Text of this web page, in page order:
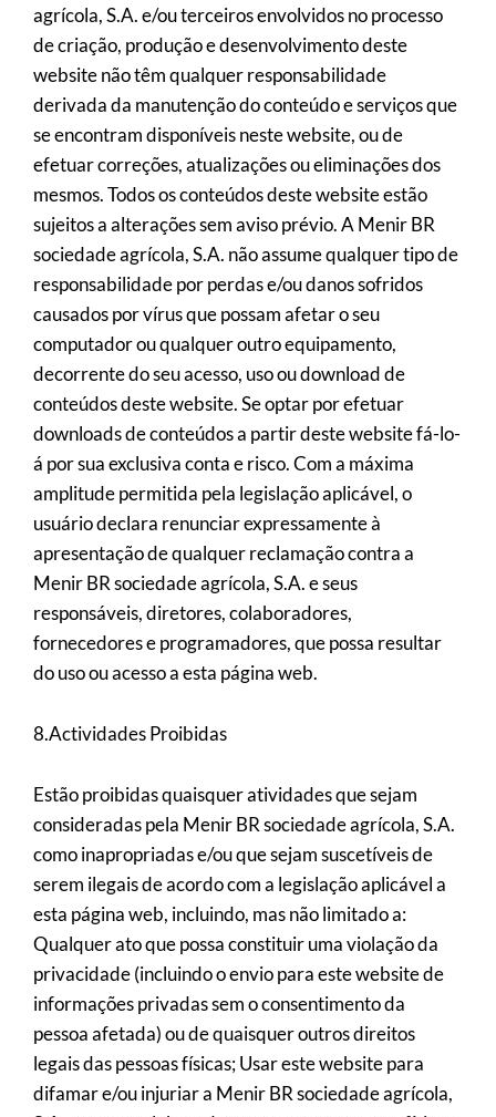
agrícola, S.A. e/ou terceiros envolvidos no processo
de criação, produção e desenvolvimento deste
website não têm qualquer responsabilidade
derivada da manutenção do conteúdo e serviços que
se encontram disponíveis neste website, ou de
efetuar correções, atualizações ou eliminações dos
mesmos. Todos os conteúdos deste website estão
sujeitos a alterações sem aviso prévio. A Menir BR
sociedade agrícola, S.A. não assume qualquer tipo de
responsabilidade por perdas e/ou danos sofridos
causados por vírus que possam afetar o seu
computador ou qualquer outro equipamento,
decorrente do seu acesso, uso ou download de
conteúdos deste website. Se optar por efetuar
downloads de conteúdos a partir deste website fá-lo-
á por sua exclusiva conta e risco. Com a máxima
amplitude permitida pela legislação aplicável, o
usuário declara renunciar expressamente à
apresentação de qualquer reclamação contra a
Menir BR sociedade agrícola, S.A. e seus
responsáveis, diretores, colaboradores,
fornecedores e programadores, que possa resultar
do uso ou acesso a esta página web.
8.Actividades Proibidas
Estão proibidas quaisquer atividades que sejam
consideradas pela Menir BR sociedade agrícola, S.A.
como inapropriadas e/ou que sejam suscetíveis de
serem ilegais de acordo com a legislação aplicável a
esta página web, incluindo, mas não limitado a:
Qualquer ato que possa constituir uma violação da
privacidade (incluindo o envio para este website de
informações privadas sem o consentimento da
pessoa afetada) ou de quaisquer outros direitos
legais das pessoas físicas; Usar este website para
difamar e/ou injuriar a Menir BR sociedade agrícola,